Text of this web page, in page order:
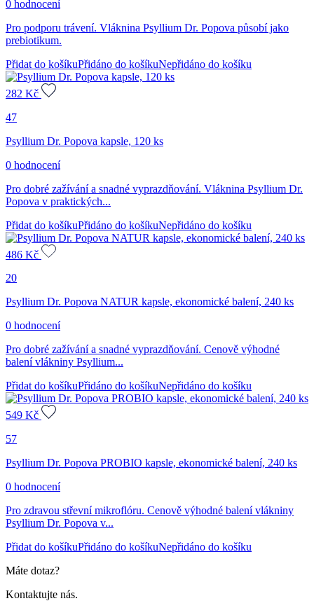
0 hodnocení
Pro podporu trávení. Vláknina Psyllium Dr. Popova působí jako
prebiotikum.
Přidat do košíkuPřidáno do košíkuNepřidáno do košíku
282 Kč
47
Psyllium Dr. Popova kapsle, 120 ks
0 hodnocení
Pro dobré zažívání a snadné vyprazdňování. Vláknina Psyllium Dr.
Popova v praktických...
Přidat do košíkuPřidáno do košíkuNepřidáno do košíku
486 Kč
20
Psyllium Dr. Popova NATUR kapsle, ekonomické balení, 240 ks
0 hodnocení
Pro dobré zažívání a snadné vyprazdňování. Cenově výhodné
balení vlákniny Psyllium...
Přidat do košíkuPřidáno do košíkuNepřidáno do košíku
549 Kč
57
Psyllium Dr. Popova PROBIO kapsle, ekonomické balení, 240 ks
0 hodnocení
Pro zdravou střevní mikroflóru. Cenově výhodné balení vlákniny
Psyllium Dr. Popova v...
Přidat do košíkuPřidáno do košíkuNepřidáno do košíku
Máte dotaz?
Kontaktujte nás.